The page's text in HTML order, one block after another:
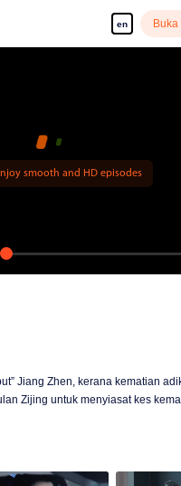
en Buka
smooth and HD episodes
Jiang Zhen, kerana kematian
Zijing untuk menyiasat kes
akhirnya bekerjasama,
dan menemui bukti bahawa